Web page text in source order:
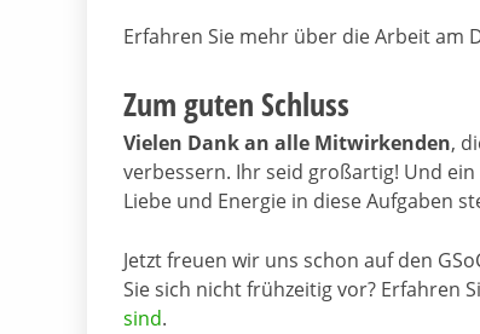
Erfahren Sie mehr über die Arbeit am
Zum guten Schluss
Vielen Dank an alle Mitwirkenden,
verbessern. Ihr seid großartig! Und
Liebe und Energie in diese Aufgaben
Jetzt freuen wir uns schon auf den
Sie sich nicht frühzeitig vor? Erfahren
sind.